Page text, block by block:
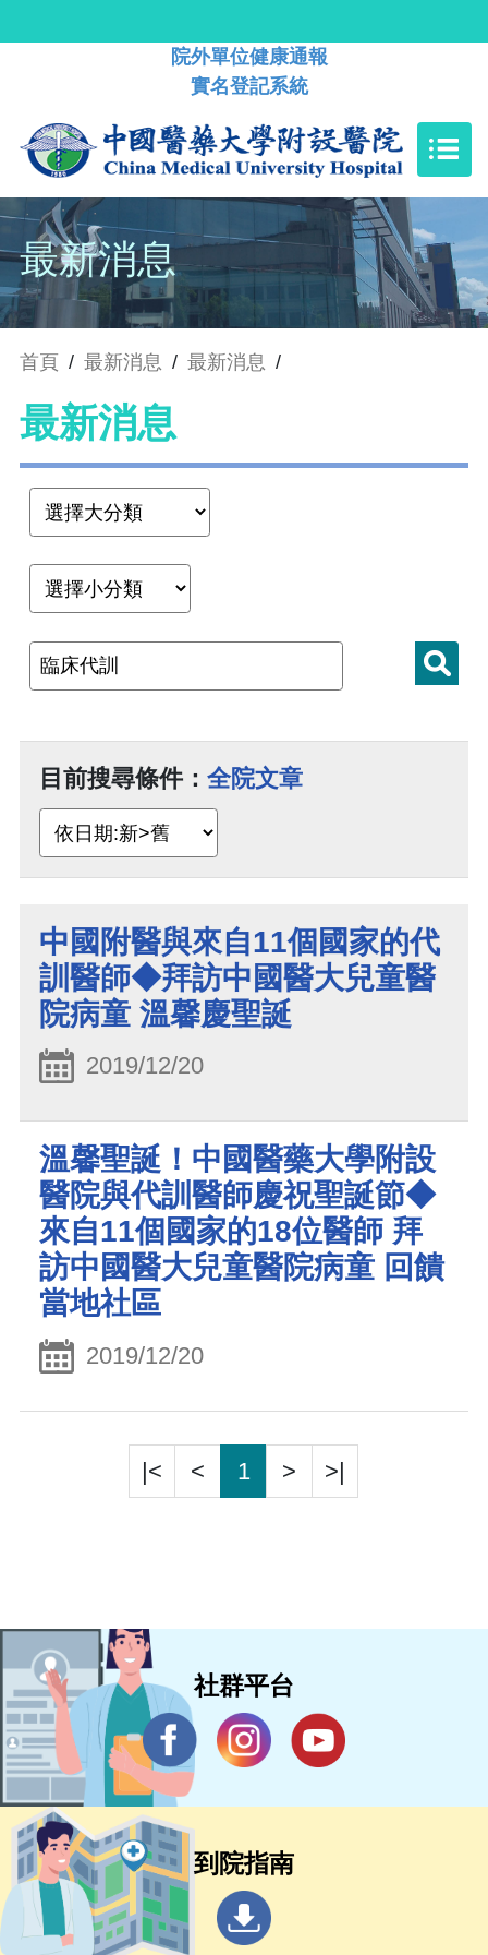
院外單位健康通報
實名登記系統
最新消息
首頁 / 最新消息 / 最新消息 /
最新消息
目前搜尋條件： 全院文章
中國附醫與來自11個國家的代
訓醫師◆拜訪中國醫大兒童醫
院病童 溫馨慶聖誕
2019/12/20
溫馨聖誕！中國醫藥大學附設
醫院與代訓醫師慶祝聖誕節◆
來自11個國家的18位醫師 拜
訪中國醫大兒童醫院病童 回饋
當地社區
2019/12/20
|< < 1 > >|
社群平台
到院指南